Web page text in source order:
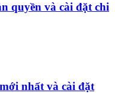
quyền và cài đặt chi
nhất và cài đặt